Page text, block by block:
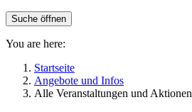
Suche öffnen
You are here:
Startseite
Angebote und Infos
Alle Veranstaltungen und Aktionen